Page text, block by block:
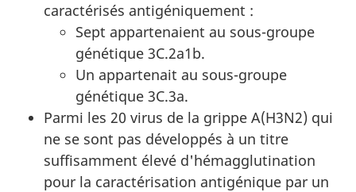
caractérisés antigéniquement :
Sept appartenaient au sous-groupe
génétique 3C.2a1b.
Un appartenait au sous-groupe
génétique 3C.3a.
Parmi les 20 virus de la grippe A(H3N2) qui
ne se sont pas développés à un titre
suffisamment élevé d'hémagglutination
pour la caractérisation antigénique par un